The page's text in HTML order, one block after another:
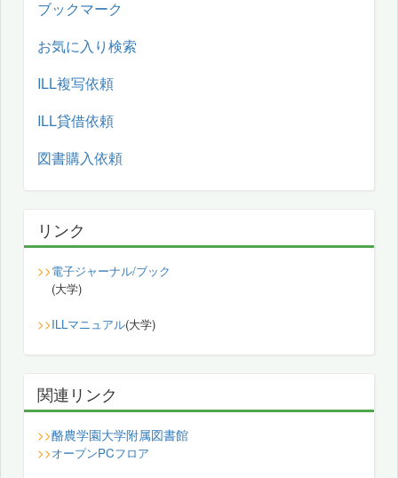
ブックマーク
お気に入り検索
ILL複写依頼
ILL貸借依頼
図書購入依頼
リンク
>>電子ジャーナル/ブック
(大学)
>>ILLマニュアル(大学)
関連リンク
>>酪農学園大学附属図書館
>>オープンPCフロア